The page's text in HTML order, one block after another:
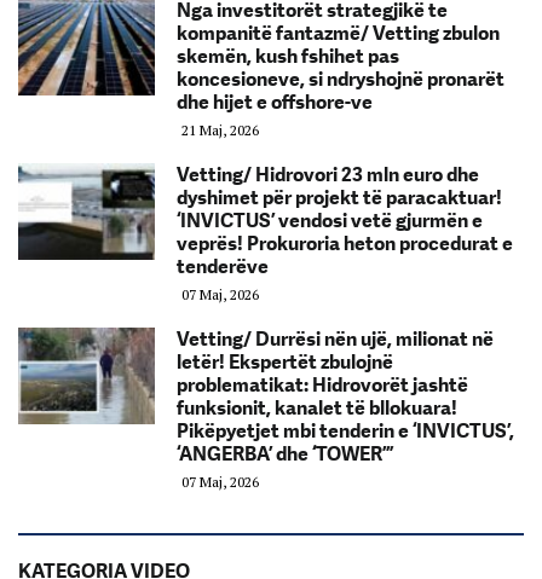
Nga investitorët strategjikë te
kompanitë fantazmë/ Vetting zbulon
skemën, kush fshihet pas
koncesioneve, si ndryshojnë pronarët
dhe hijet e offshore-ve
21 Maj, 2026
Vetting/ Hidrovori 23 mln euro dhe
dyshimet për projekt të paracaktuar!
‘INVICTUS’ vendosi vetë gjurmën e
veprës! Prokuroria heton procedurat e
tenderëve
07 Maj, 2026
Vetting/ Durrësi nën ujë, milionat në
letër! Ekspertët zbulojnë
problematikat: Hidrovorët jashtë
funksionit, kanalet të bllokuara!
Pikëpyetjet mbi tenderin e ‘INVICTUS’,
‘ANGERBA’ dhe ‘TOWER’”
07 Maj, 2026
KATEGORIA VIDEO